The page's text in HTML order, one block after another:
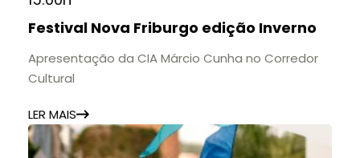
Festival Nova Friburgo edição Inverno
Apresentação da CIA Márcio Cunha no Corredor
Cultural
LER MAIS